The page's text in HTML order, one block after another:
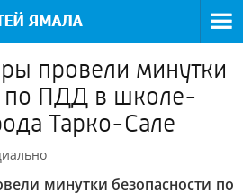
провели минутки
по ПДД в школе-
Тарко-Сале
минутки безопасности по